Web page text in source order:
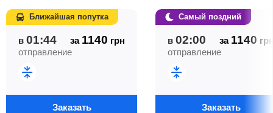
в 01:44 за 1140 грн
отправление
Заказать
Ближайшая попутка
в 02:00 за 1140
отправление
Заказать
Самый поздний